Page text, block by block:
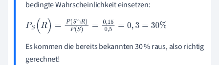
bedingte Wahrscheinlichkeit einsetzen:
PS(R )=P S∩ R)P(S)=0 15 0,5=0 3= 30%
Es kommen die bereits bekannten 30 % raus, also richtig
gerechnet!